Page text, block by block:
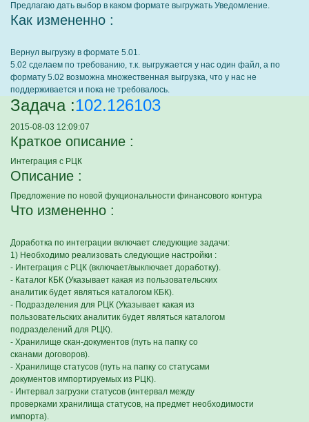
Предлагаю дать выбор в каком формате выгружать Уведомление.
Как измененно :
Вернул выгрузку в формате 5.01.
5.02 сделаем по требованию, т.к. выгружается у нас один файл, а по
формату 5.02 возможна множественная выгрузка, что у нас не
поддерживается и пока не требовалось.
Задача :102.126103
2015-08-03 12:09:07
Краткое описание :
Интеграция с РЦК
Описание :
Предложение по новой фукциональности финансового контура
Что измененно :
Доработка по интеграции включает следующие задачи:
1) Необходимо реализовать следующие настройки :
- Интеграция с РЦК (включает/выключает доработку).
- Каталог КБК (Указывает какая из пользовательских
аналитик будет являться каталогом КБК).
- Подразделения для РЦК (Указывает какая из
пользовательских аналитик будет являться каталогом
подразделений для РЦК).
- Хранилище скан-документов (путь на папку со
сканами договоров).
- Хранилище статусов (путь на папку со статусами
документов импортируемых из РЦК).
- Интервал загрузки статусов (интервал между
проверками хранилища статусов, на предмет необходимости
импорта).